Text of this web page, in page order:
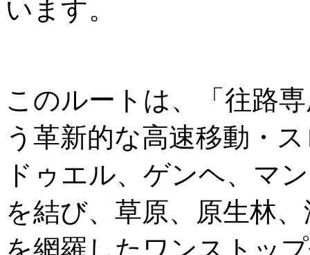
います。
このルートは、「往路
う革新的な高速移動・
ドゥエル、ゲンヘ、マ
を結び、草原、原生林
を網羅したワンストッ